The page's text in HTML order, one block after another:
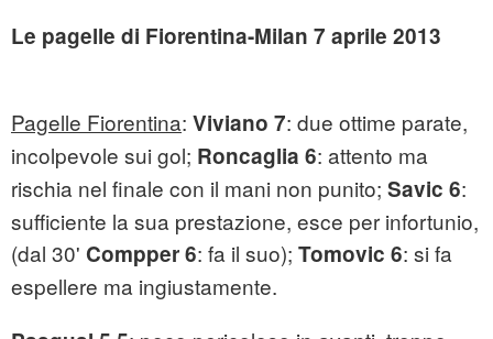
Le pagelle di Fiorentina-Milan 7 aprile 2013
Pagelle Fiorentina: Viviano 7: due ottime parate,
incolpevole sui gol; Roncaglia 6: attento ma
rischia nel finale con il mani non punito; Savic 6:
sufficiente la sua prestazione, esce per infortunio,
(dal 30' Compper 6: fa il suo); Tomovic 6: si fa
espellere ma ingiustamente.